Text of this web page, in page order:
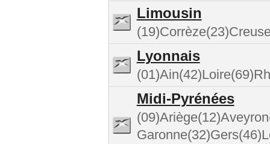
Limousin
Lyonnais
Midi-Pyrénées